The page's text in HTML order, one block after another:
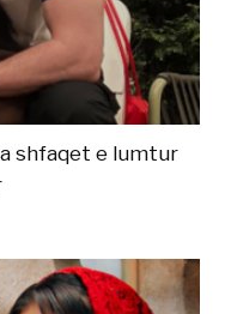
shfaqet e lumtur